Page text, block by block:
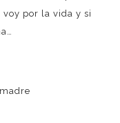
voy por la vida y si